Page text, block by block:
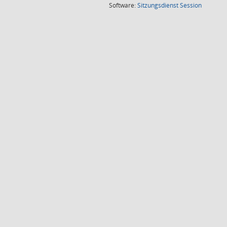
Software:SitzungsdienstSession(Wird in